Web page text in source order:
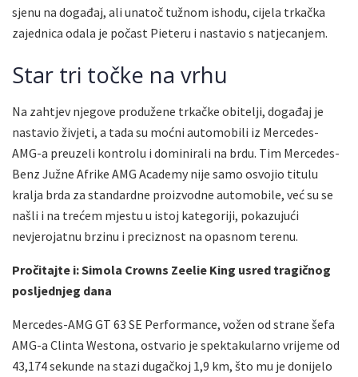
sjenu na događaj, ali unatoč tužnom ishodu, cijela trkačka
zajednica odala je počast Pieteru i nastavio s natjecanjem.
Star tri točke na vrhu
Na zahtjev njegove produžene trkačke obitelji, događaj je
nastavio živjeti, a tada su moćni automobili iz Mercedes-
AMG-a preuzeli kontrolu i dominirali na brdu. Tim Mercedes-
Benz Južne Afrike AMG Academy nije samo osvojio titulu
kralja brda za standardne proizvodne automobile, već su se
našli i na trećem mjestu u istoj kategoriji, pokazujući
nevjerojatnu brzinu i preciznost na opasnom terenu.
Pročitajte i: Simola Crowns Zeelie King usred tragičnog
posljednjeg dana
Mercedes-AMG GT 63 SE Performance, vožen od strane šefa
AMG-a Clinta Westona, ostvario je spektakularno vrijeme od
43,174 sekunde na stazi dugačkoj 1,9 km, što mu je donijelo